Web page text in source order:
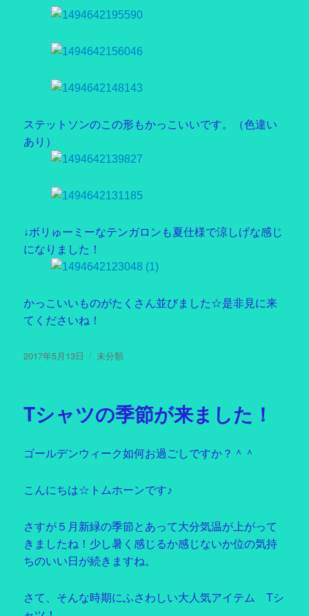
ステットソンのこの形もかっこいいです。（色違い
あり）
↓ボリゅーミーなテンガロンも夏仕様で涼しげな感じ
になりました！
かっこいいものがたくさん並びました☆是非見に来
てくださいね！
投
2017年5月13日
カ
ー
未分類
Tシャツの季節が来ました！
ゴールデンウィーク如何お過ごしですか？＾＾
こんにちは☆トムホーンです♪
さすが５月新緑の季節とあって大分気温が上がって
きましたね！少し暑く感じるか感じないか位の気持
ちのいい日が続きますね。
さて、そんな時期にふさわしい大人気アイテム Tシ